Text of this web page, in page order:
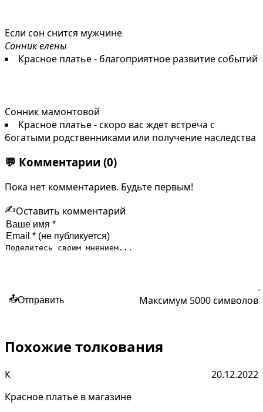
Если сон снится мужчине
Сонник елены
Красное платье - благоприятное развитие событий
Сонник мамонтовой
Красное платье - скоро вас ждет встреча с
богатыми родственниками или получение наследства
💬 Комментарии (0)
Пока нет комментариев. Будьте первым!
✍️Оставить комментарий
📤Отправить Максимум 5000 символов
Похожие толкования
К
20.12.2022
Красное платье в магазине